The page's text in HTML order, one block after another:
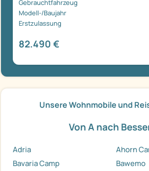
Gebrauchtfahrzeug
Modell-/Baujahr
Erstzulassung
82.490 €
Unsere Wohnmobile und
Von A nach
Adria
Ahorn
Bavaria Camp
Bawemo